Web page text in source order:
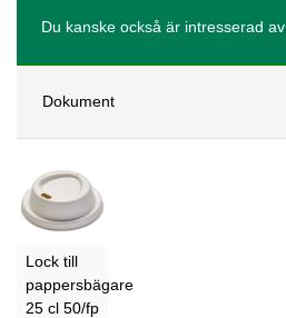
Du kanske också är intresserad av
Dokument
Lock till
pappersbägare
25 cl 50/fp